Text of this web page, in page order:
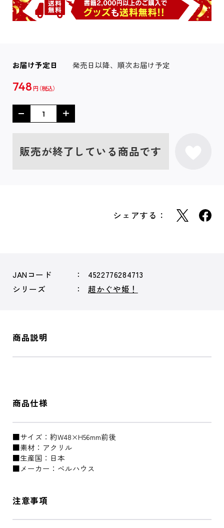
お届け予定日 発売日以降、順次お届け予定
748 円
販売が終了している商品です
シェアする：
JANコード
4522776284713
シリーズ
超かぐや姫！
商品説明
商品仕様
■サイズ：約W48×H56mm前後
■素材：アクリル
■生産国：日本
■メーカー：ベルハウス
注意事項